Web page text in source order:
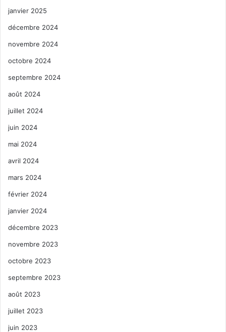
janvier 2025
décembre 2024
novembre 2024
octobre 2024
septembre 2024
août 2024
juillet 2024
juin 2024
mai 2024
avril 2024
mars 2024
février 2024
janvier 2024
décembre 2023
novembre 2023
octobre 2023
septembre 2023
août 2023
juillet 2023
juin 2023